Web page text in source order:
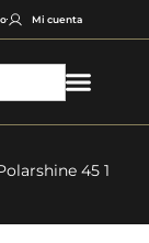
Mi cuenta
45 1